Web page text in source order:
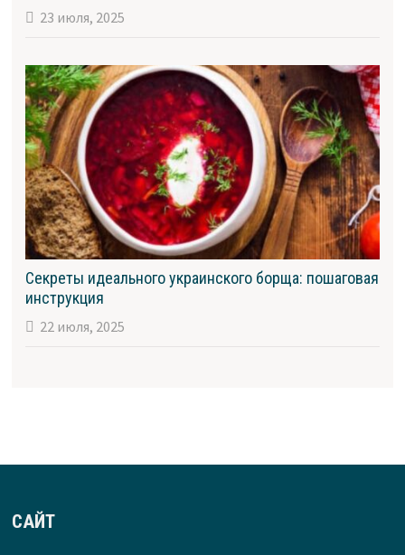
23 июля, 2025
Секреты идеального украинского борща: пошаговая
инструкция
22 июля, 2025
САЙТ